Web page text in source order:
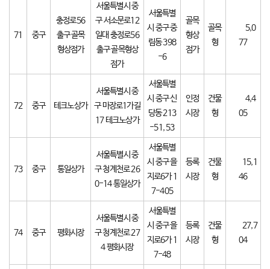
71 중구
충정로56
출구 골목
형상점가
서울특별시 중
구 서소문로12
일대 충정로56
출구 골목형상
점가
서울특별
시 중구 중
림동 398
-6
골목
형상
점가
골목
형
5,0
77
72 중구 테크노상가
서울특별시 중
구 마장로1가길
17 테크노상가
서울특별
시 중구 신
당동 213
-51, 53
인정
시장
건물
형
4,4
05
73 중구 통일상가
서울특별시 중
구 청계천로 26
0-14 통일상가
서울특별
시 중구 을
지로6가 1
7-405
등록
시장
건물
형
15,1
46
74 중구 평화시장
서울특별시 중
구 청계천로 27
4 평화시장
서울특별
시 중구 을
지로6가 1
7-48
등록
시장
건물
형
27,7
04